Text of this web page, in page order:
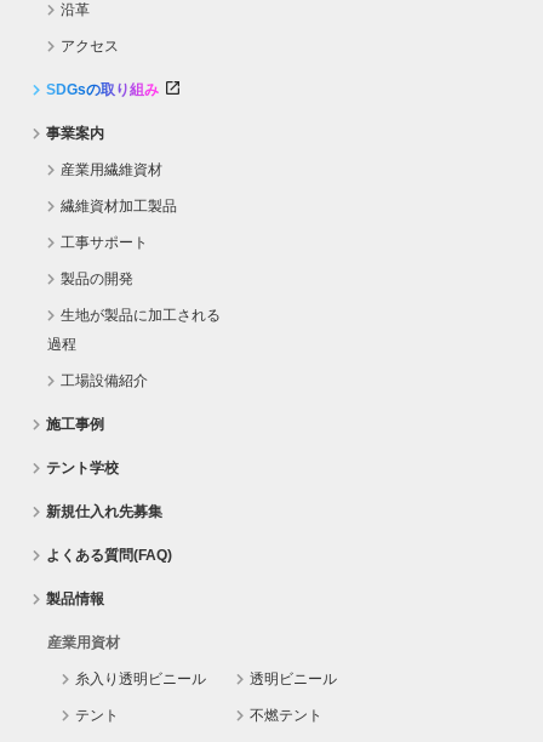
沿革
アクセス
SDGsの取り組み
事業案内
産業用繊維資材
繊維資材加工製品
工事サポート
製品の開発
生地が製品に加工される
過程
工場設備紹介
施工事例
テント学校
新規仕入れ先募集
よくある質問(FAQ)
製品情報
産業用資材
糸入り透明ビニール 透明ビニール
テント 不燃テント